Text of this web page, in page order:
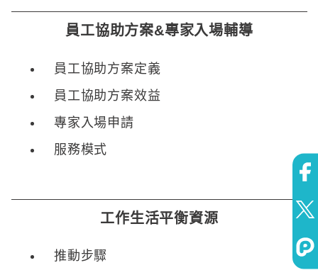
員工協助方案&專家入場輔導
員工協助方案定義
員工協助方案效益
專家入場申請
服務模式
工作生活平衡資源
推動步驟